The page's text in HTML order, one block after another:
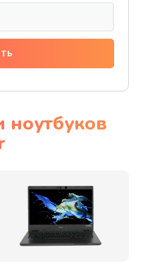
ноутбуков